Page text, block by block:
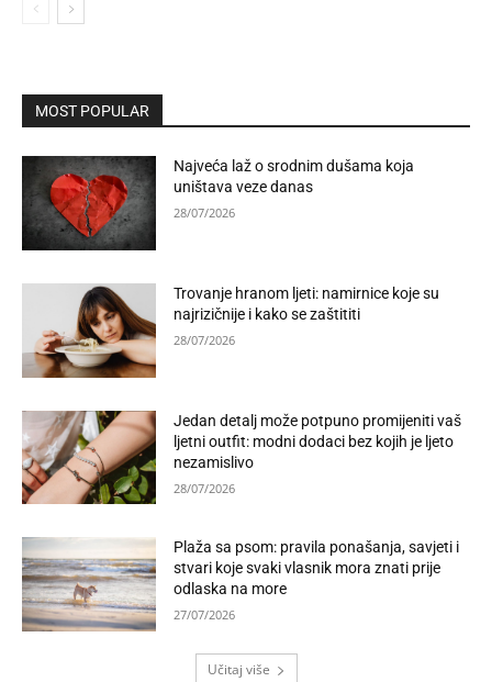
MOST POPULAR
Najveća laž o srodnim dušama koja
uništava veze danas
28/07/2026
Trovanje hranom ljeti: namirnice koje su
najrizičnije i kako se zaštititi
28/07/2026
Jedan detalj može potpuno promijeniti vaš
ljetni outfit: modni dodaci bez kojih je ljeto
nezamislivo
28/07/2026
Plaža sa psom: pravila ponašanja, savjeti i
stvari koje svaki vlasnik mora znati prije
odlaska na more
27/07/2026
Učitaj više